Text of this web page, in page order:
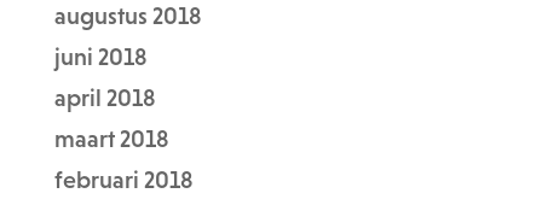
augustus 2018
juni 2018
april 2018
maart 2018
februari 2018